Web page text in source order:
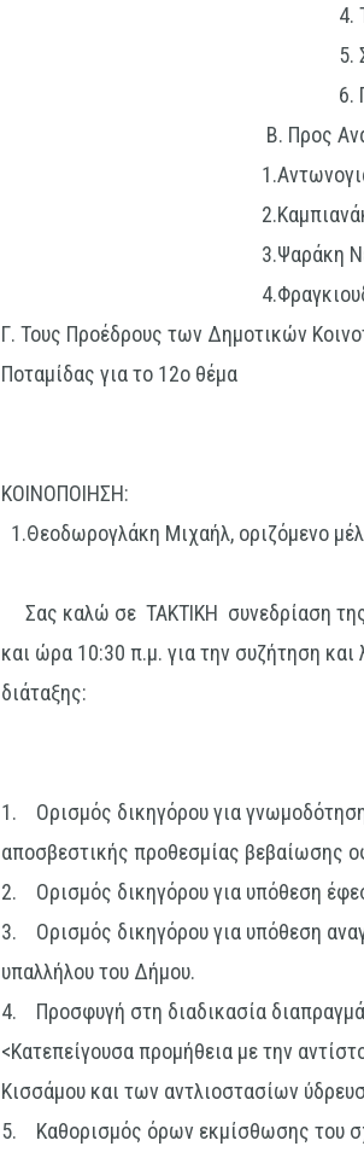
4. Τουλουπάκη
5. Σταθάκη
6. Παρτσαλάκη
Β. Προς
1.Αντωνογιαννάκη-
2.Καμπιανάκη
3.Ψαράκη
4.Φραγκιουδάκη
Γ. Τους Προέδρους των Δημοτικών
Ποταμίδας για το 12ο θέμα
ΚΟΙΝΟΠΟΙΗΣΗ:
1.Θεοδωρογλάκη Μιχαήλ, οριζόμενο
Σας καλώ σεΤΑΚΤΙΚΗ συνεδρίαση
και ώρα 10:30 π.μ.για την συζήτηση
διάταξης:
1. Ορισμός δικηγόρου για
αποσβεστικής προθεσμίας βεβαίωσης
2. Ορισμός δικηγόρου για υπόθεση
3. Ορισμός δικηγόρου για υπόθεση
υπαλλήλου του Δήμου.
4. Προσφυγή στη διαδικασία
<Κατεπείγουσα προμήθεια με την
Κισσάμου και των αντλιοστασίων
5. Καθορισμός όρων εκμίσθωσης του